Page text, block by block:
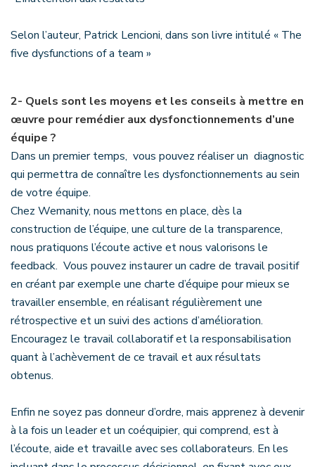
Selon l’auteur, Patrick Lencioni, dans son livre intitulé « The
five dysfunctions of a team »
2- Quels sont les moyens et les conseils à mettre en
œuvre pour remédier aux dysfonctionnements d’une
équipe ?
Dans un premier temps, vous pouvez réaliser un diagnostic
qui permettra de connaître les dysfonctionnements au sein
de votre équipe.
Chez Wemanity, nous mettons en place, dès la
construction de l’équipe, une culture de la transparence,
nous pratiquons l’écoute active et nous valorisons le
feedback. Vous pouvez instaurer un cadre de travail positif
en créant par exemple une charte d’équipe pour mieux se
travailler ensemble, en réalisant régulièrement une
rétrospective et un suivi des actions d’amélioration.
Encouragez le travail collaboratif et la responsabilisation
quant à l’achèvement de ce travail et aux résultats
obtenus.
Enfin ne soyez pas donneur d’ordre, mais apprenez à devenir
à la fois un leader et un coéquipier, qui comprend, est à
l’écoute, aide et travaille avec ses collaborateurs. En les